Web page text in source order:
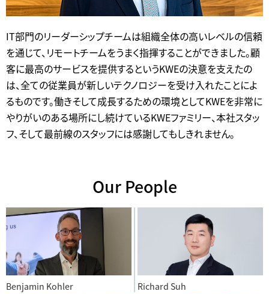
IT部門のリーダーシップチームは組織全体の高いレベルの信頼
を通じて、リモートチームをうまく指揮することができました。顧
客に最高のサービスを提供するというKWEの決意を支えたの
は、全ての従業員が新しいテクノロジーを受け入れたことによ
るものです。働きそして成長するための環境としてKWEを非常に
やりがいのある場所にし続けているKWEファミリー、本社スタッ
フ、そして最前線のスタッフには感謝してもしきれません。
Our People
Benjamin Kohler Richard Suh